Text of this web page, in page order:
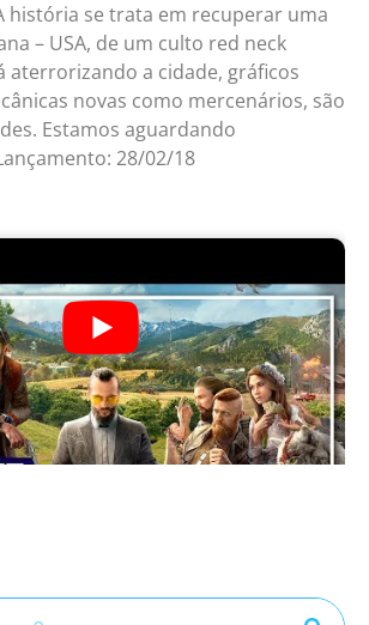
história se trata em recuperar uma
– USA, de um culto red neck
aterrorizando a cidade, gráficos
novas como mercenários, são
Estamos aguardando
28/02/18